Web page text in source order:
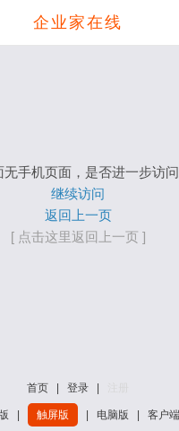
企业家在线
手机页面，是否进一步访
继续访问
返回上一页
[ 点击这里返回上一页 ]
首页 登录
触屏版 电脑版
客户端